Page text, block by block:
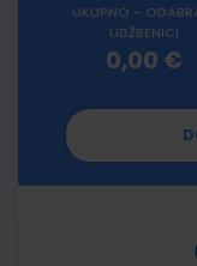
UKUPNO -
UDŽBENICI
0,00 €